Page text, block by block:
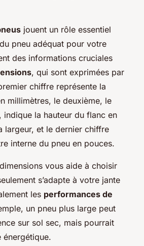
jouent un rôle essentiel
pneu adéquat pour votre
des informations cruciales
, qui sont exprimées par
chiffre représente la
millimètres, le deuxième, le
, indique la hauteur du flanc en
largeur, et le dernier chiffre
interne du pneu en pouces.
vous aide à choisir
s’adapte à votre jante
les performances de
un pneu plus large peut
sur sol sec, mais pourrait
énergétique.